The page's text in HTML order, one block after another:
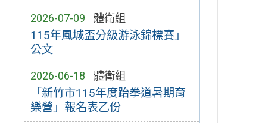
2026-07-09 體衛組
115年風城盃分級游泳錦標賽」
公文
2026-06-18 體衛組
「新竹市115年度跆拳道暑期育
樂營」報名表乙份